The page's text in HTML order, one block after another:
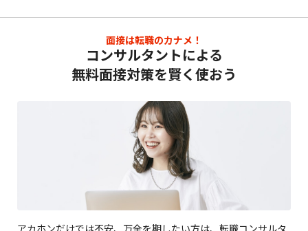
面接は転職のカナメ！
コンサルタントによる
無料面接対策を賢く使おう